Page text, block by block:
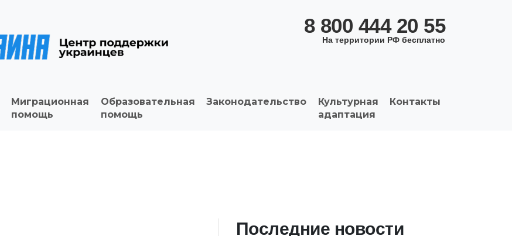
8 800 444 20 55
На территории РФ бесплатно
Миграционная
помощь
Образовательная
помощь
Законодательство
Культурная
адаптация
Контакты
Последние новости